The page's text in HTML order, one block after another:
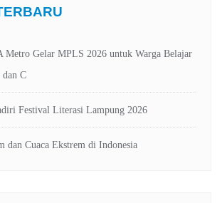
Metro Gelar MPLS 2026 untuk Warga Belajar
C
Festival Literasi Lampung 2026
dan Cuaca Ekstrem di Indonesia